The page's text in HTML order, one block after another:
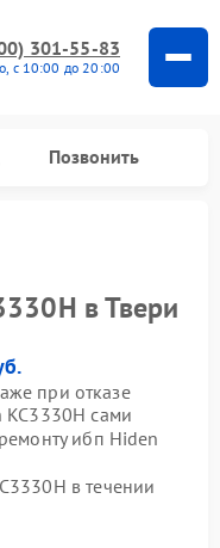
301-55-83
с 10:00 до 20:00
Позвонить
в Твери
при отказе
сами
ибп Hiden
в течении